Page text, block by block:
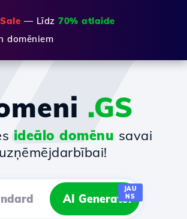
— Līdz 70% atlaide
domēniem
.GS
ideālo domēnu savai
uzņēmējdarbībai!
AI Generator
JAU
NS